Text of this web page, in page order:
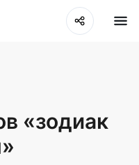
«зодиак